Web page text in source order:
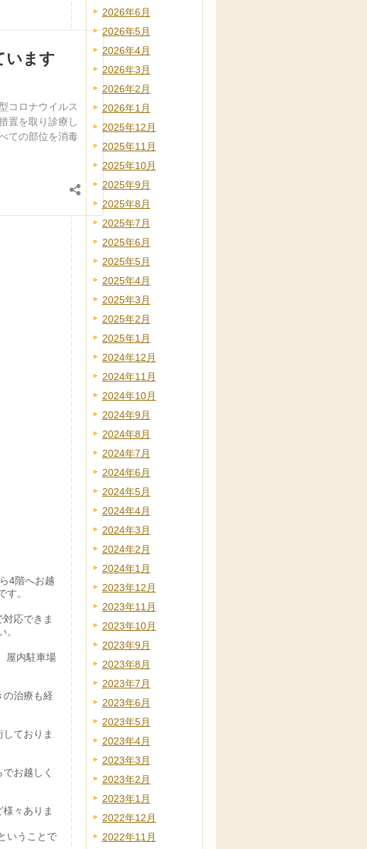
4階へお越
。
応できま
屋内駐車場
の治療も経
ておりま
お越しく
々ありま
いうことで
2026年6月
2026年5月
2026年4月
2026年3月
2026年2月
2026年1月
2025年12月
2025年11月
2025年10月
2025年9月
2025年8月
2025年7月
2025年6月
2025年5月
2025年4月
2025年3月
2025年2月
2025年1月
2024年12月
2024年11月
2024年10月
2024年9月
2024年8月
2024年7月
2024年6月
2024年5月
2024年4月
2024年3月
2024年2月
2024年1月
2023年12月
2023年11月
2023年10月
2023年9月
2023年8月
2023年7月
2023年6月
2023年5月
2023年4月
2023年3月
2023年2月
2023年1月
2022年12月
2022年11月